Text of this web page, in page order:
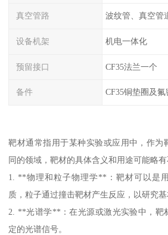
真空管路 波纹管、真空管
设备机架 机电一体化
预留接口 CF35法兰一个
备件 CF35铜垫圈及
靶材通常指用于某种实验或应用中，作为
同的领域，靶材的具体含义和用途可能略有
1. **物理和粒子物理学**：靶材可以是
质，粒子通过撞击靶材产生反应，以研究基
2. **光谱学**：在光源或激光实验中，靶
定的光谱信号。